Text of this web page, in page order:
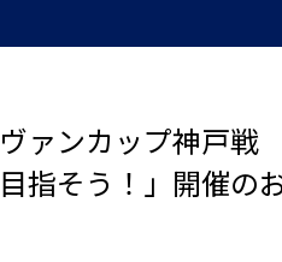
ァンカップ神戸
指そう！」開催の